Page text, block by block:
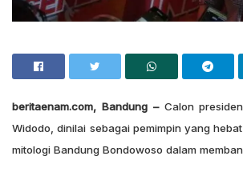
beritaenam.com, Bandung –Calon
Widodo, dinilai sebagai pemimpin yang
mitologi Bandung Bondowoso dalam